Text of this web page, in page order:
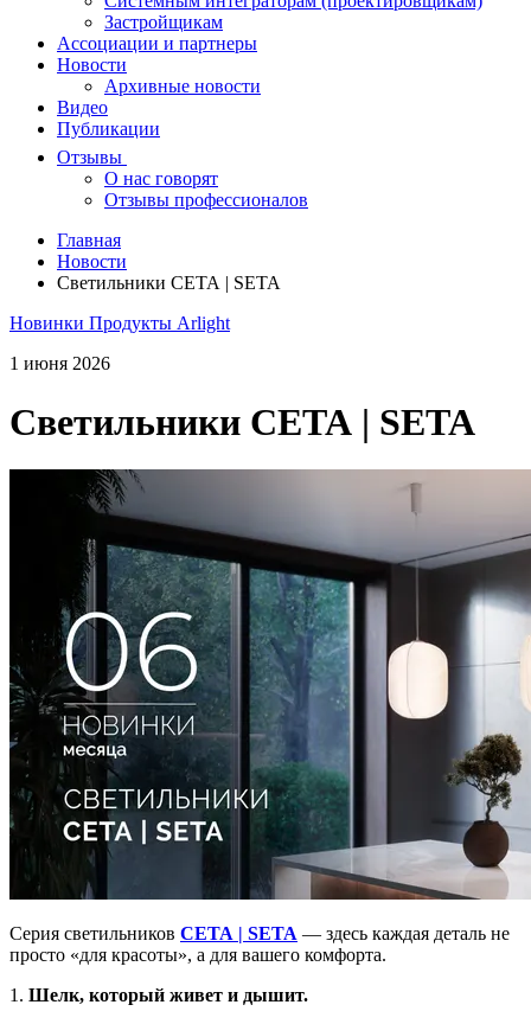
Застройщикам
Ассоциации и партнеры
Новости
Архивные новости
Видео
Публикации
Отзывы
О нас говорят
Отзывы профессионалов
Главная
Новости
Светильники СЕТА | SETA
Новинки Продукты Arlight
1 июня 2026
Светильники СЕТА | SETA
Серия светильников СЕТА | SETA — здесь каждая деталь не
просто «для красоты», а для вашего комфорта.
1. Шелк, который живет и дышит.